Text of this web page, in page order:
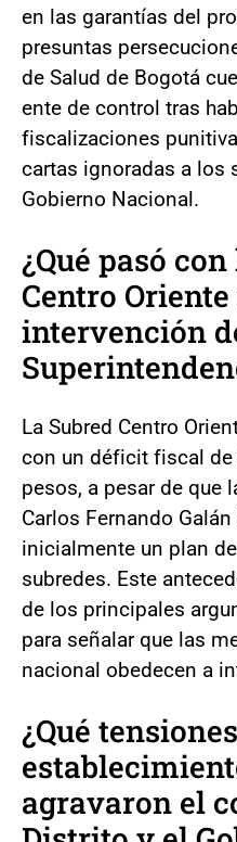
en las garantías del
presuntas
de Salud de Bogotá
ente de control tras
fiscalizaciones
cartas ignoradas a los
Gobierno Nacional.
¿Qué pasó
Centro
intervención
La Subred Centro
con un déficit fiscal
pesos, a pesar de que
Carlos Fernando
inicialmente un plan
subredes. Este
de los principales
para señalar que las
nacional obedecen a
¿Qué
agravaron el